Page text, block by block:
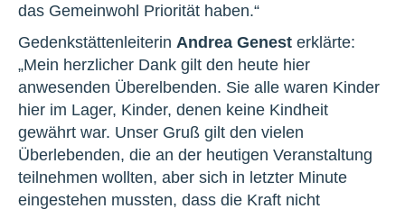
das Gemeinwohl Priorität haben.“
Gedenkstättenleiterin Andrea Genest erklärte:
„Mein herzlicher Dank gilt den heute hier
anwesenden Überelbenden. Sie alle waren Kinder
hier im Lager, Kinder, denen keine Kindheit
gewährt war. Unser Gruß gilt den vielen
Überlebenden, die an der heutigen Veranstaltung
teilnehmen wollten, aber sich in letzter Minute
eingestehen mussten, dass die Kraft nicht